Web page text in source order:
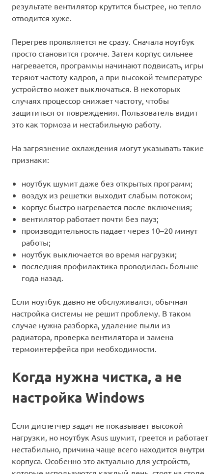
результате вентилятор крутится быстрее, но тепло
отводится хуже.
Перегрев проявляется не сразу. Сначала ноутбук
просто становится громче. Затем корпус сильнее
нагревается, программы начинают подвисать, игры
теряют частоту кадров, а при высокой температуре
устройство может выключаться. В некоторых
случаях процессор снижает частоту, чтобы
защититься от повреждения. Пользователь видит
это как тормоза и нестабильную работу.
На загрязнение охлаждения могут указывать такие
признаки:
ноутбук шумит даже без открытых программ;
воздух из решетки выходит слабым потоком;
корпус быстро нагревается после включения;
вентилятор работает почти без пауз;
производительность падает через 10–20 минут
работы;
ноутбук выключается во время нагрузки;
последняя профилактика проводилась больше
года назад.
Если ноутбук давно не обслуживался, обычная
настройка системы не решит проблему. В таком
случае нужна разборка, удаление пыли из
радиатора, проверка вентилятора и замена
термоинтерфейса при необходимости.
Когда нужна чистка, а не
настройка Windows
Если диспетчер задач не показывает высокой
нагрузки, но ноутбук Asus шумит, греется и работает
нестабильно, причина чаще всего находится внутри
корпуса. Особенно это актуально для устройств,